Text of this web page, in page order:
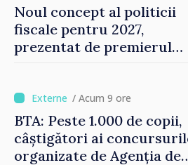
Noul concept al politicii
fiscale pentru 2027,
prezentat de premierul
investițiile, taxăm viciile și
echilibrăm taxarea
consumului”
/ Acum 9 ore
BTA: Peste 1.000 de copii,
câștigători ai
organizate de Agenția de